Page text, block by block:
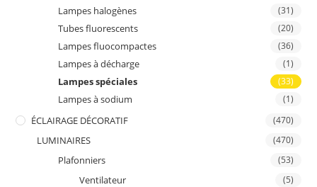
Lampes halogènes (31)
Tubes fluorescents (20)
Lampes fluocompactes (36)
Lampes à décharge (1)
Lampes spéciales (33)
Lampes à sodium (1)
ÉCLAIRAGE DÉCORATIF (470)
LUMINAIRES (470)
Plafonniers (53)
Ventilateur (5)